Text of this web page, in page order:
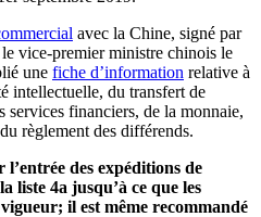
avec la Chine, signé par
vice-premier ministre chinois le
une fiche d’information relative à
intellectuelle, du transfert de
services financiers, de la monnaie,
règlement des différends.
des expéditions de
liste 4a jusqu’à ce que les
il est même recommandé